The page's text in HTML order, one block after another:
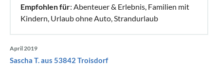
Empfohlen für: Abenteuer & Erlebnis, Familien mit
Kindern, Urlaub ohne Auto, Strandurlaub
April 2019
Sascha T. aus 53842 Troisdorf